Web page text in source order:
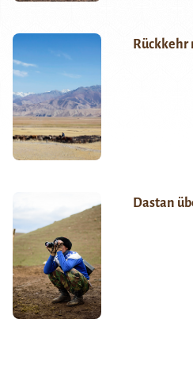
Rückkehr
Dastan